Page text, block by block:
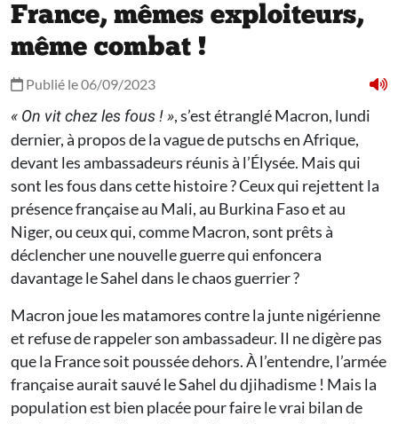
France, mêmes exploiteurs,
même combat !
Publié le 06/09/2023
« On vit chez les fous ! », s’est étranglé Macron, lundi
dernier, à propos de la vague de putschs en Afrique,
devant les ambassadeurs réunis à l’Élysée. Mais qui
sont les fous dans cette histoire ? Ceux qui rejettent la
présence française au Mali, au Burkina Faso et au
Niger, ou ceux qui, comme Macron, sont prêts à
déclencher une nouvelle guerre qui enfoncera
davantage le Sahel dans le chaos guerrier ?
Macron joue les matamores contre la junte nigérienne
et refuse de rappeler son ambassadeur. Il ne digère pas
que la France soit poussée dehors. À l’entendre, l’armée
française aurait sauvé le Sahel du djihadisme ! Mais la
population est bien placée pour faire le vrai bilan de